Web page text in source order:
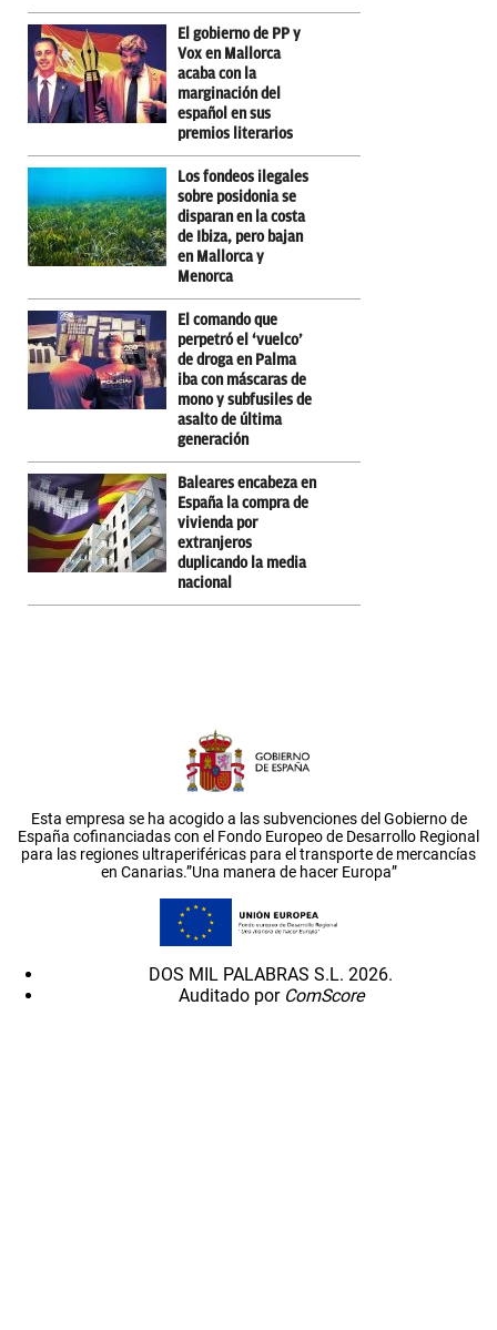
El gobierno de PP y
Vox en Mallorca
acaba con la
marginación del
español en sus
premios literarios
Los fondeos ilegales
sobre posidonia se
disparan en la costa
de Ibiza, pero bajan
en Mallorca y
Menorca
El comando que
perpetró el ‘vuelco’
de droga en Palma
iba con máscaras de
mono y subfusiles de
asalto de última
generación
Baleares encabeza en
España la compra de
vivienda por
extranjeros
duplicando la media
nacional
Esta empresa se ha acogido a las subvenciones del Gobierno de
España cofinanciadas con el Fondo Europeo de Desarrollo Regional
para las regiones ultraperiféricas para el transporte de mercancías
en Canarias.”Una manera de hacer Europa”
DOS MIL PALABRAS S.L. 2026.
Auditado por ComScore